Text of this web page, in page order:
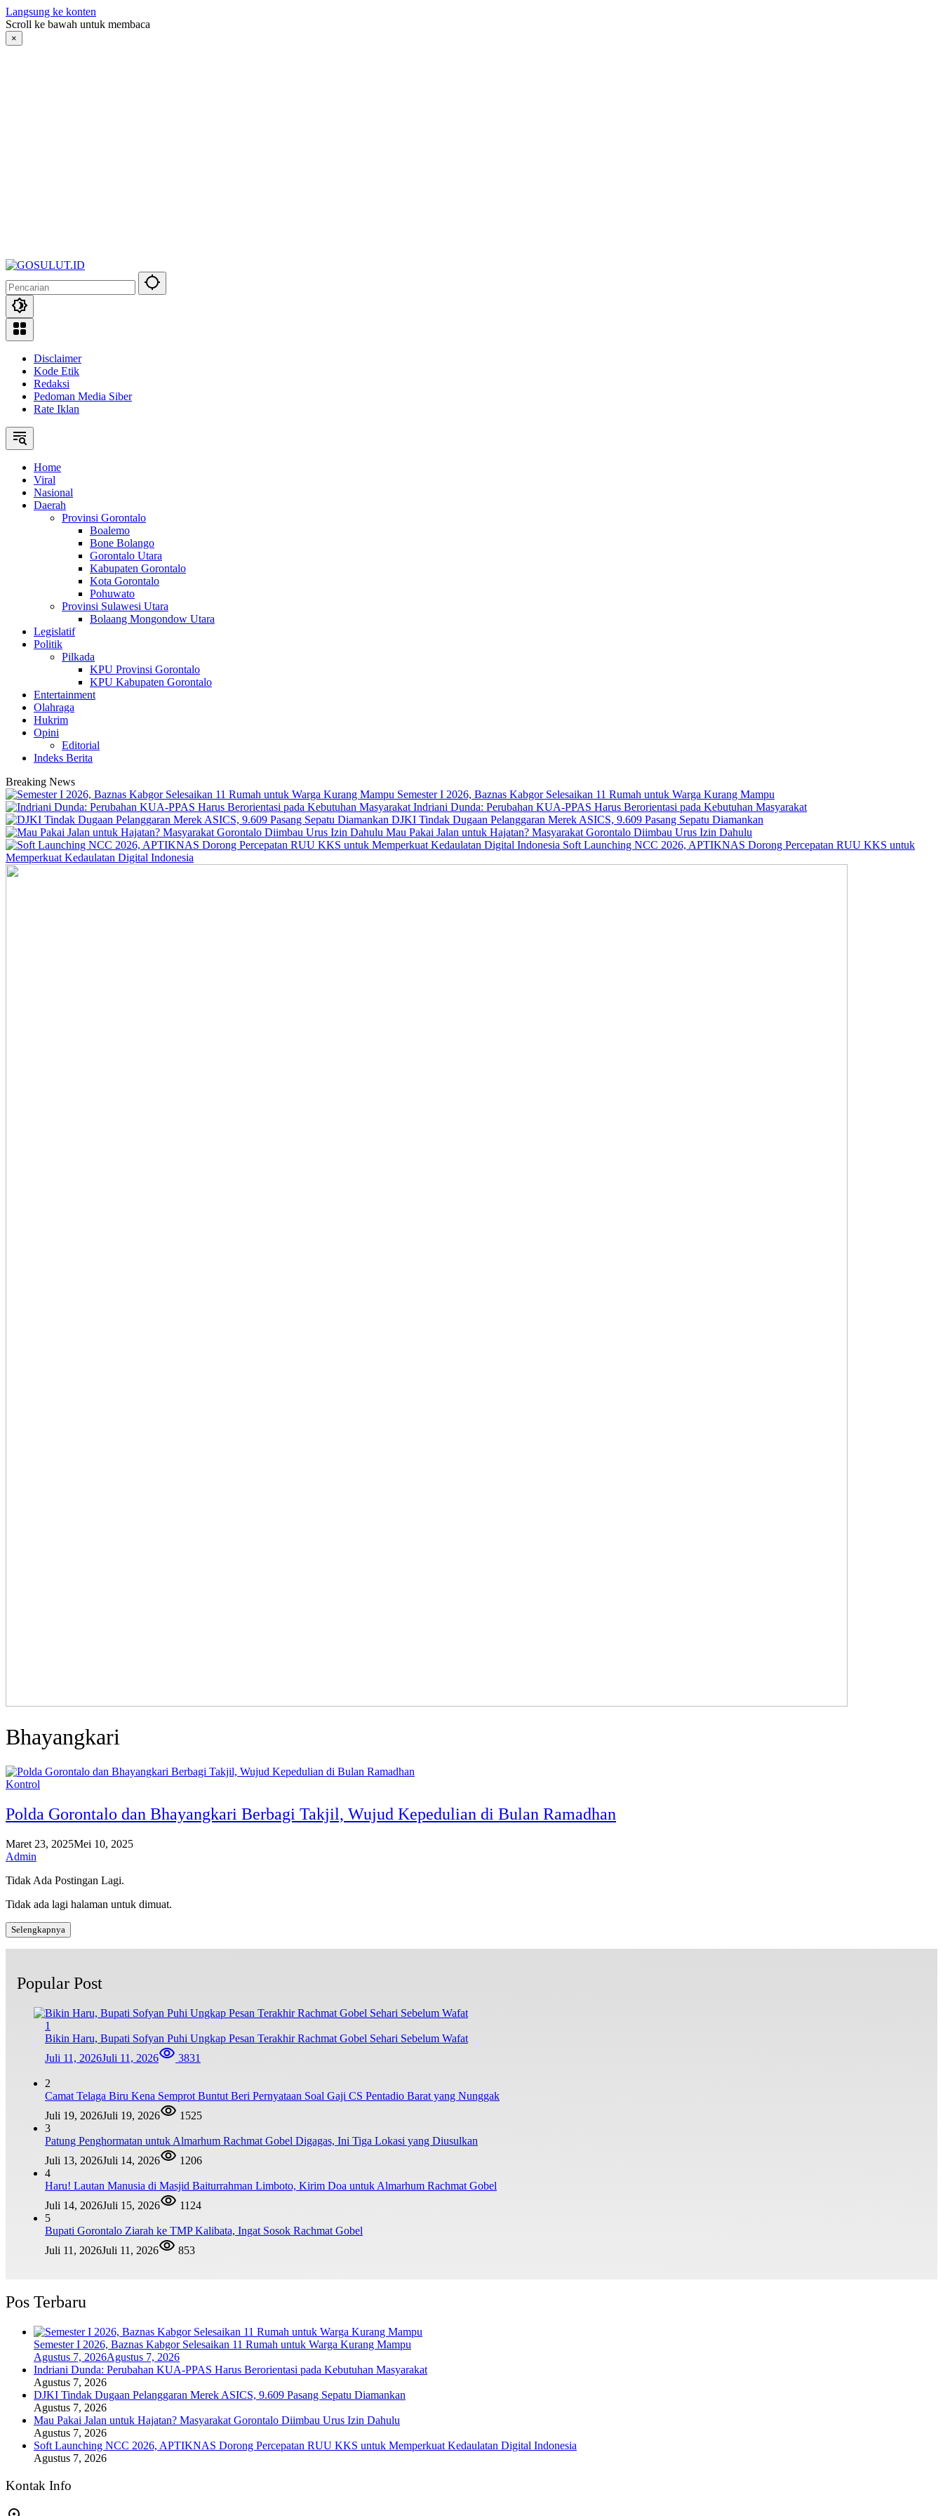
Langsung ke konten
Scroll ke bawah untuk membaca
×
Disclaimer
Kode Etik
Redaksi
Pedoman Media Siber
Rate Iklan
Home
Viral
Nasional
Daerah
Provinsi Gorontalo
Boalemo
Bone Bolango
Gorontalo Utara
Kabupaten Gorontalo
Kota Gorontalo
Pohuwato
Provinsi Sulawesi Utara
Bolaang Mongondow Utara
Legislatif
Politik
Pilkada
KPU Provinsi Gorontalo
KPU Kabupaten Gorontalo
Entertainment
Olahraga
Hukrim
Opini
Editorial
Indeks Berita
Breaking News
Semester I 2026, Baznas Kabgor Selesaikan 11 Rumah untuk Warga Kurang Mampu
Indriani Dunda: Perubahan KUA-PPAS Harus Berorientasi pada Kebutuhan Masyarakat
DJKI Tindak Dugaan Pelanggaran Merek ASICS, 9.609 Pasang Sepatu Diamankan
Mau Pakai Jalan untuk Hajatan? Masyarakat Gorontalo Diimbau Urus Izin Dahulu
Soft Launching NCC 2026, APTIKNAS Dorong Percepatan RUU KKS untuk
Memperkuat Kedaulatan Digital Indonesia
Bhayangkari
Kontrol
Polda Gorontalo dan Bhayangkari Berbagi Takjil, Wujud Kepedulian di Bulan Ramadhan
Maret 23, 2025Mei 10, 2025
Admin
Tidak Ada Postingan Lagi.
Tidak ada lagi halaman untuk dimuat.
Selengkapnya
Popular Post
1
Bikin Haru, Bupati Sofyan Puhi Ungkap Pesan Terakhir Rachmat Gobel Sehari Sebelum Wafat
Juli 11, 2026Juli 11, 2026 3831
2
Camat Telaga Biru Kena Semprot Buntut Beri Pernyataan Soal Gaji CS Pentadio Barat yang Nunggak
Juli 19, 2026Juli 19, 2026
1525
3
Patung Penghormatan untuk Almarhum Rachmat Gobel Digagas, Ini Tiga Lokasi yang Diusulkan
Juli 13, 2026Juli 14, 2026
1206
4
Haru! Lautan Manusia di Masjid Baiturrahman Limboto, Kirim Doa untuk Almarhum Rachmat Gobel
Juli 14, 2026Juli 15, 2026
1124
5
Bupati Gorontalo Ziarah ke TMP Kalibata, Ingat Sosok Rachmat Gobel
Juli 11, 2026Juli 11, 2026 853
Pos Terbaru
Semester I 2026, Baznas Kabgor Selesaikan 11 Rumah untuk Warga Kurang Mampu
Agustus 7, 2026Agustus 7, 2026
Indriani Dunda: Perubahan KUA-PPAS Harus Berorientasi pada Kebutuhan Masyarakat
Agustus 7, 2026
DJKI Tindak Dugaan Pelanggaran Merek ASICS, 9.609 Pasang Sepatu Diamankan
Agustus 7, 2026
Mau Pakai Jalan untuk Hajatan? Masyarakat Gorontalo Diimbau Urus Izin Dahulu
Agustus 7, 2026
Soft Launching NCC 2026, APTIKNAS Dorong Percepatan RUU KKS untuk Memperkuat Kedaulatan Digital Indonesia
Agustus 7, 2026
Kontak Info